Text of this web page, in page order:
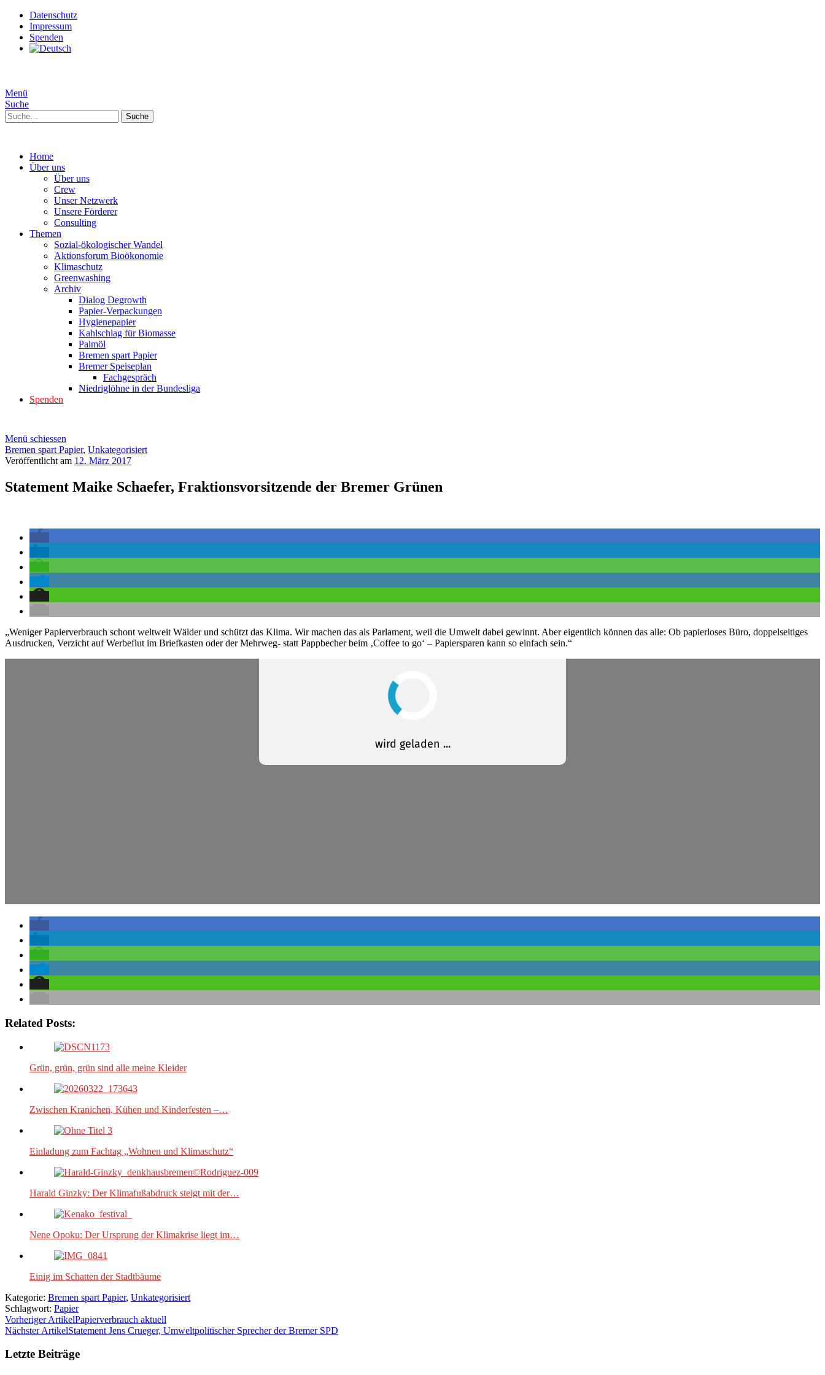
Datenschutz
Impressum
Spenden
Menü
Suche
Suche
Home
Über uns
Über uns
Crew
Unser Netzwerk
Unsere Förderer
Consulting
Themen
Sozial-ökologischer Wandel
Aktionsforum Bioökonomie
Klimaschutz
Greenwashing
Archiv
Dialog Degrowth
Papier-Verpackungen
Hygienepapier
Kahlschlag für Biomasse
Palmöl
Bremen spart Papier
Bremer Speiseplan
Fachgespräch
Niedriglöhne in der Bundesliga
Spenden
Menü schiessen
Bremen spart Papier, Unkategorisiert
Veröffentlicht am 12. März 2017
Statement Maike Schaefer, Fraktionsvorsitzende der Bremer Grünen
„Weniger Papierverbrauch schont weltweit Wälder und schützt das Klima. Wir machen das als Parlament, weil die Umwelt dabei gewinnt. Aber eigentlich können das alle: Ob papierloses Büro, doppelseitiges
Ausdrucken, Verzicht auf Werbeflut im Briefkasten oder der Mehrweg- statt Pappbecher beim ‚Coffee to go‘ – Papiersparen kann so einfach sein.“
Related Posts:
Grün, grün, grün sind alle meine Kleider
Zwischen Kranichen, Kühen und Kinderfesten –…
Einladung zum Fachtag „Wohnen und Klimaschutz“
Harald Ginzky: Der Klimafußabdruck steigt mit der…
Nene Opoku: Der Ursprung der Klimakrise liegt im…
Einig im Schatten der Stadtbäume
Kategorie: Bremen spart Papier, Unkategorisiert
Schlagwort: Papier
Vorheriger ArtikelPapierverbrauch aktuell
Nächster ArtikelStatement Jens Crueger, Umweltpolitischer Sprecher der Bremer SPD
Letzte Beiträge